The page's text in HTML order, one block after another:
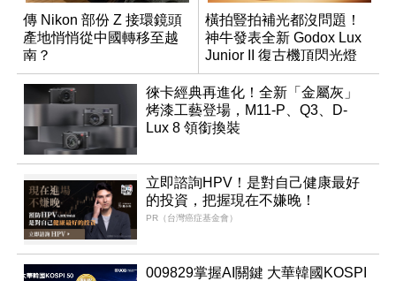
傳 Nikon 部份 Z 接環鏡頭
產地悄悄從中國轉移至越
南？
橫拍豎拍補光都沒問題！
神牛發表全新 Godox Lux
Junior II 復古機頂閃光燈
徠卡經典再進化！全新「金屬灰」
烤漆工藝登場，M11-P、Q3、D-
Lux 8 領銜換裝
立即諮詢HPV！是對自己健康最好
的投資，把握現在不嫌晚！
PR（台灣癌症基金會）
009829掌握AI關鍵 大華韓國KOSPI